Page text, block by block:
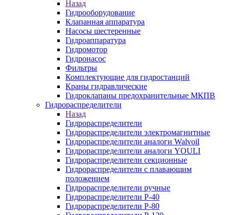
Назад
Гидрооборудование
Клапанная аппаратура
Насосы шестеренные
Гидроаппаратура
Гидромотор
Гидронасос
Фильтры
Комплектующие для гидростанций
Краны гидравлические
Гидроклапаны предохранительные МКПВ
Гидрораспределители
Назад
Гидрораспределители
Гидрораспределители электромагнитные
Гидрораспределители аналоги Walvoil
Гидрораспределители аналоги YOULI
Гидрораспределители секционные
Гидрораспределители с плавающим
положением
Гидрораспределители ручные
Гидрораспределители Р-40
Гидрораспределители Р-80